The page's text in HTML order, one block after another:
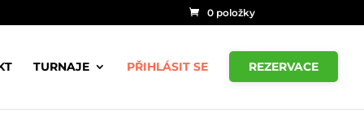
0 položky
TURNAJE PŘIHLÁSIT SE REZERVACE